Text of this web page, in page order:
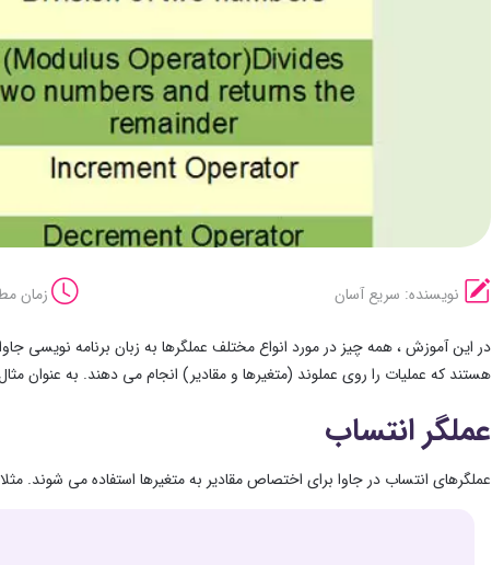
نویسنده: سریع آسان زمان
در این آموزش ، همه چیز در مورد انواع مختلف عملگرها به زبان برنامه نویسی
هستند که عملیات را روی عملوند (متغیرها و مقادیر) انجام می دهند. به عنوان
عملگر انتساب
عملگرهای انتساب در جاوا برای اختصاص مقادیر به متغیرها استفاده می شوند. مثلا